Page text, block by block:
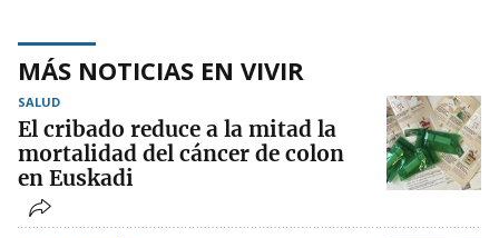
MÁS NOTICIAS EN VIVIR
SALUD
El cribado reduce a la mitad la
mortalidad del cáncer de colon
en Euskadi